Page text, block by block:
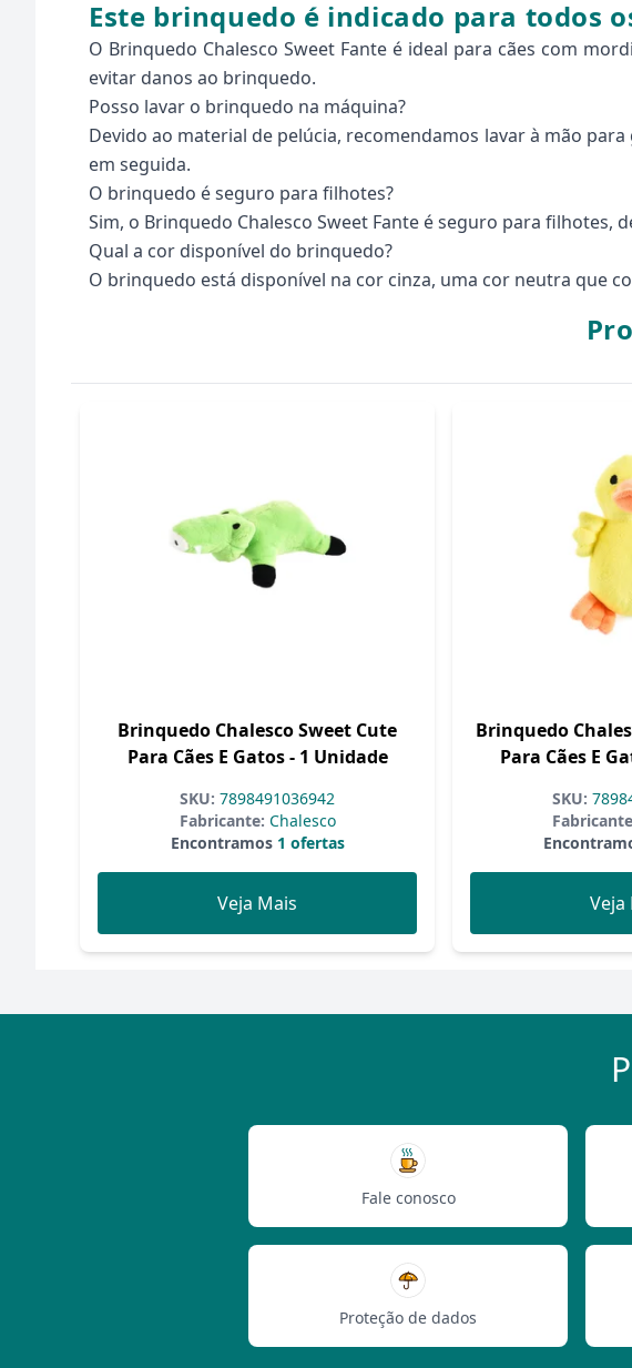
Este brinquedo é indicado para todos
O Brinquedo Chalesco Sweet Fante é ideal para cães com
evitar danos ao brinquedo.
Posso lavar o brinquedo na máquina?
Devido ao material de pelúcia, recomendamos lavar à mão
em seguida.
O brinquedo é seguro para filhotes?
Sim, o Brinquedo Chalesco Sweet Fante é seguro para
Qual a cor disponível do brinquedo?
O brinquedo está disponível na cor cinza, uma cor neutra que
Brinquedo Chalesco Sweet Cute
Para Cães E Gatos - 1 Unidade
SKU: 7898491036942
Fabricante: Chalesco
Encontramos1 ofertas
Veja Mais
Brinquedo
Para Cães E
SKU:
Veja
Fale conosco
Proteção de dados